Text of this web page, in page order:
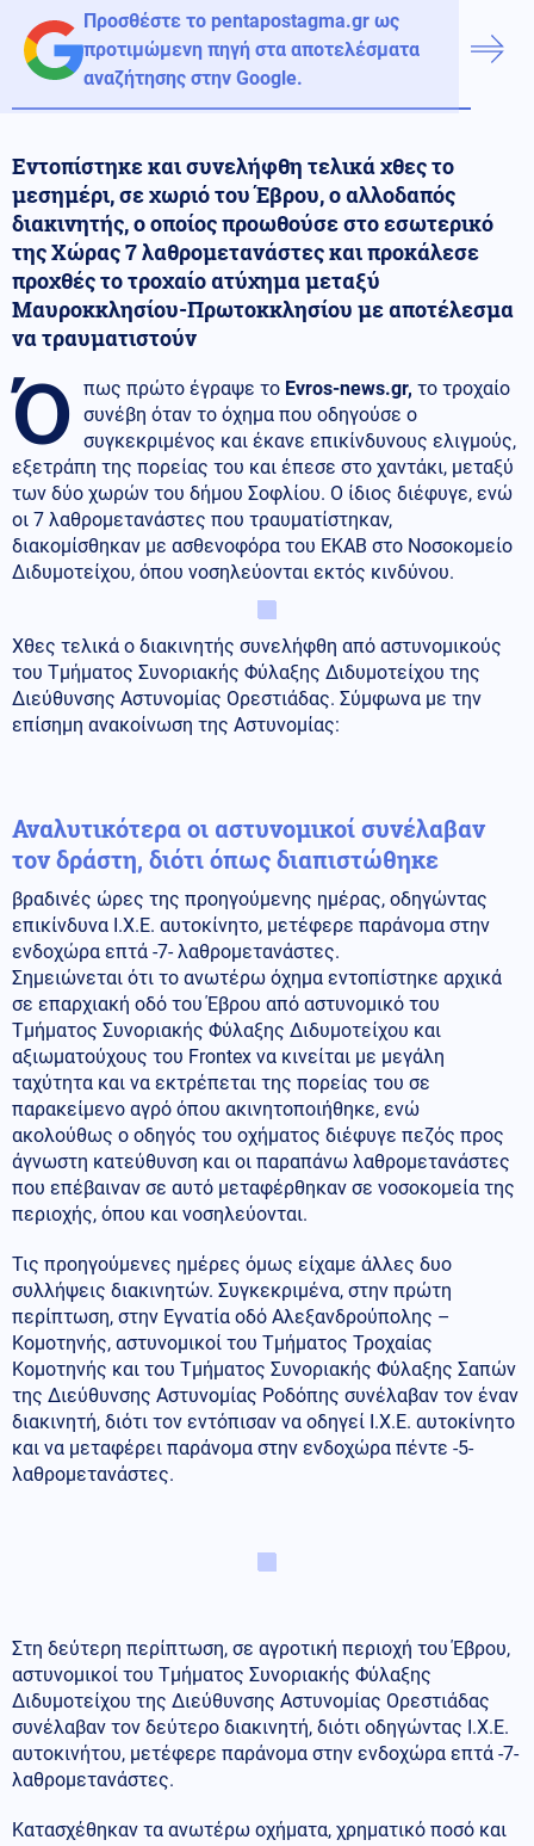
Προσθέστε το pentapostagma.gr ως
προτιμώμενη πηγή στα αποτελέσματα
αναζήτησης στην Google.
Εντοπίστηκε και συνελήφθη τελικά χθες το
μεσημέρι, σε χωριό του Έβρου, ο αλλοδαπός
διακινητής, ο οποίος προωθούσε στο εσωτερικό
της Χώρας 7 λαθρομετανάστες και προκάλεσε
προχθές το τροχαίο ατύχημα μεταξύ
Μαυροκκλησίου-Πρωτοκκλησίου με αποτέλεσμα
να τραυματιστούν
Ό πως πρώτο έγραψε το Evros-news.gr, το τροχαίο
συνέβη όταν το όχημα που οδηγούσε ο
συγκεκριμένος και έκανε επικίνδυνους ελιγμούς,
εξετράπη της πορείας του και έπεσε στο χαντάκι, μεταξύ
των δύο χωρών του δήμου Σοφλίου. Ο ίδιος διέφυγε, ενώ
οι 7 λαθρομετανάστες που τραυματίστηκαν,
διακομίσθηκαν με ασθενοφόρα του ΕΚΑΒ στο Νοσοκομείο
Διδυμοτείχου, όπου νοσηλεύονται εκτός κινδύνου.
Χθες τελικά ο διακινητής συνελήφθη από αστυνομικούς
του Τμήματος Συνοριακής Φύλαξης Διδυμοτείχου της
Διεύθυνσης Αστυνομίας Ορεστιάδας. Σύμφωνα με την
επίσημη ανακοίνωση της Αστυνομίας:
Αναλυτικότερα οι αστυνομικοί συνέλαβαν
τον δράστη, διότι όπως διαπιστώθηκε
βραδινές ώρες της προηγούμενης ημέρας, οδηγώντας
επικίνδυνα Ι.Χ.Ε. αυτοκίνητο, μετέφερε παράνομα στην
ενδοχώρα επτά -7- λαθρομετανάστες.
Σημειώνεται ότι το ανωτέρω όχημα εντοπίστηκε αρχικά
σε επαρχιακή οδό του Έβρου από αστυνομικό του
Τμήματος Συνοριακής Φύλαξης Διδυμοτείχου και
αξιωματούχους του Frontex να κινείται με μεγάλη
ταχύτητα και να εκτρέπεται της πορείας του σε
παρακείμενο αγρό όπου ακινητοποιήθηκε, ενώ
ακολούθως ο οδηγός του οχήματος διέφυγε πεζός προς
άγνωστη κατεύθυνση και οι παραπάνω λαθρομετανάστες
που επέβαιναν σε αυτό μεταφέρθηκαν σε νοσοκομεία της
περιοχής, όπου και νοσηλεύονται.
Τις προηγούμενες ημέρες όμως είχαμε άλλες δυο
συλλήψεις διακινητών. Συγκεκριμένα, στην πρώτη
περίπτωση, στην Εγνατία οδό Αλεξανδρούπολης –
Κομοτηνής, αστυνομικοί του Τμήματος Τροχαίας
Κομοτηνής και του Τμήματος Συνοριακής Φύλαξης Σαπών
της Διεύθυνσης Αστυνομίας Ροδόπης συνέλαβαν τον έναν
διακινητή, διότι τον εντόπισαν να οδηγεί Ι.Χ.Ε. αυτοκίνητο
και να μεταφέρει παράνομα στην ενδοχώρα πέντε -5-
λαθρομετανάστες.
Στη δεύτερη περίπτωση, σε αγροτική περιοχή του Έβρου,
αστυνομικοί του Τμήματος Συνοριακής Φύλαξης
Διδυμοτείχου της Διεύθυνσης Αστυνομίας Ορεστιάδας
συνέλαβαν τον δεύτερο διακινητή, διότι οδηγώντας Ι.Χ.Ε.
αυτοκινήτου, μετέφερε παράνομα στην ενδοχώρα επτά -7-
λαθρομετανάστες.
Κατασχέθηκαν τα ανωτέρω οχήματα, χρηματικό ποσό και